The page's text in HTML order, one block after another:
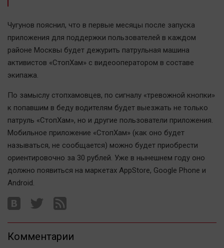
Банки
Медиаграмотность
Медицина
Новости компаний
Прогулки по городу Ч
Спецпроект
Статистика
Другие рубрики
Bookworms
English version
Online-консультация
Чугунов пояснил, что в первые месяцы после запуска
приложения для поддержки пользователей в каждом
районе Москвы будет дежурить патрульная машина
активистов «СтопХам» с видеооператором в составе
экипажа.
По замыслу стопхамовцев, по сигналу «тревожной кнопки»
к попавшим в беду водителям будет выезжать не только
патруль «СтопХам», но и другие пользователи приложения.
Мобильное приложение «СтопХам» (как оно будет
называться, не сообщается) можно будет приобрести
ориентировочно за 30 рублей. Уже в нынешнем году оно
должно появиться на маркетах AppStore, Google Phone и
Android.
Комментарии